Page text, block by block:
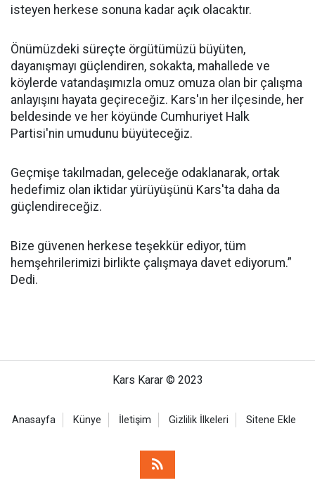
isteyen herkese sonuna kadar açık olacaktır.
Önümüzdeki süreçte örgütümüzü büyüten,
dayanışmayı güçlendiren, sokakta, mahallede ve
köylerde vatandaşımızla omuz omuza olan bir çalışma
anlayışını hayata geçireceğiz. Kars'ın her ilçesinde, her
beldesinde ve her köyünde Cumhuriyet Halk
Partisi'nin umudunu büyüteceğiz.
Geçmişe takılmadan, geleceğe odaklanarak, ortak
hedefimiz olan iktidar yürüyüşünü Kars'ta daha da
güçlendireceğiz.
Bize güvenen herkese teşekkür ediyor, tüm
hemşehrilerimizi birlikte çalışmaya davet ediyorum.”
Dedi.
Kars Karar © 2023
Anasayfa Künye İletişim Gizlilik İlkeleri Sitene Ekle